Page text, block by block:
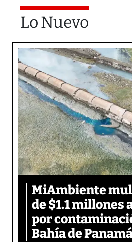
Lo Nuevo
MiAmbiente
de $1.1 millones
por
Bahía de